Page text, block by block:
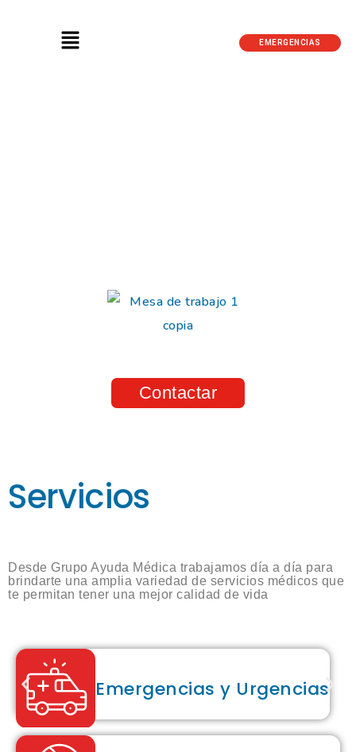
EMERGENCIAS
Contactar
Servicios
Desde Grupo Ayuda Médica trabajamos día a día para
brindarte una amplia variedad de servicios médicos que
te permitan tener una mejor calidad de vida
Emergencias y Urgencias​